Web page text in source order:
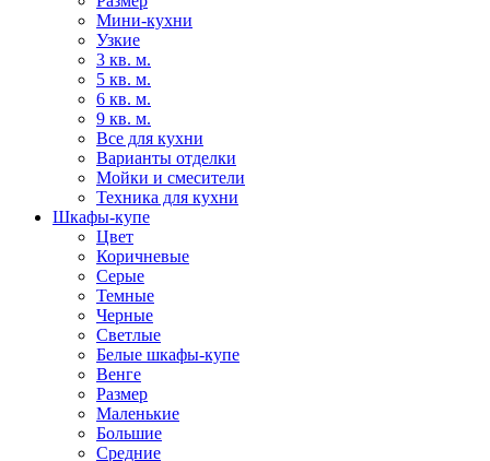
Мини-кухни
Узкие
3 кв. м.
5 кв. м.
6 кв. м.
9 кв. м.
Все для кухни
Варианты отделки
Мойки и смесители
Техника для кухни
Шкафы-купе
Цвет
Коричневые
Серые
Темные
Черные
Светлые
Белые шкафы-купе
Венге
Размер
Маленькие
Большие
Средние